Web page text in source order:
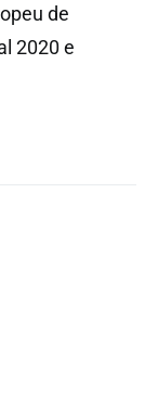
de
2020 e